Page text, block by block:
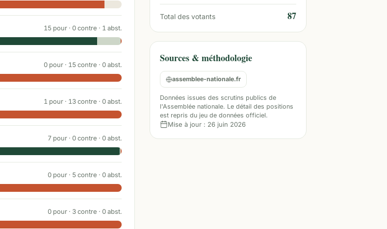
15 pour · 0contre · 1 abst.
0 pour · 15contre · 0abst.
1 pour · 13contre · 0abst.
7 pour · 0contre · 0abst.
0 pour · 5contre · 0abst.
0 pour · 3contre · 0abst.
Total des votants 87
Sources & méthodologie
assemblee-nationale.fr
Données issues des scrutins publics de
l'Assemblée nationale. Le détail des positions
est repris du jeu de données officiel.
Mise à jour : 26 juin 2026